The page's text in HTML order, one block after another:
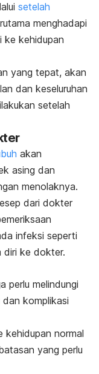
setelah
menghadapi
ke kehidupan
yang tepat, akan
dan keseluruhan
setelah
akan
asing dan
menolaknya.
dari dokter
infeksi seperti
diri ke dokter.
perlu melindungi
komplikasi
kehidupan normal
yang perlu